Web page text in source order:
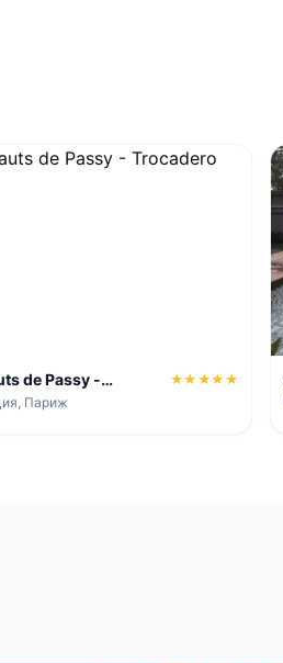
de Passy -
Eiffel
★★★★★
Париж